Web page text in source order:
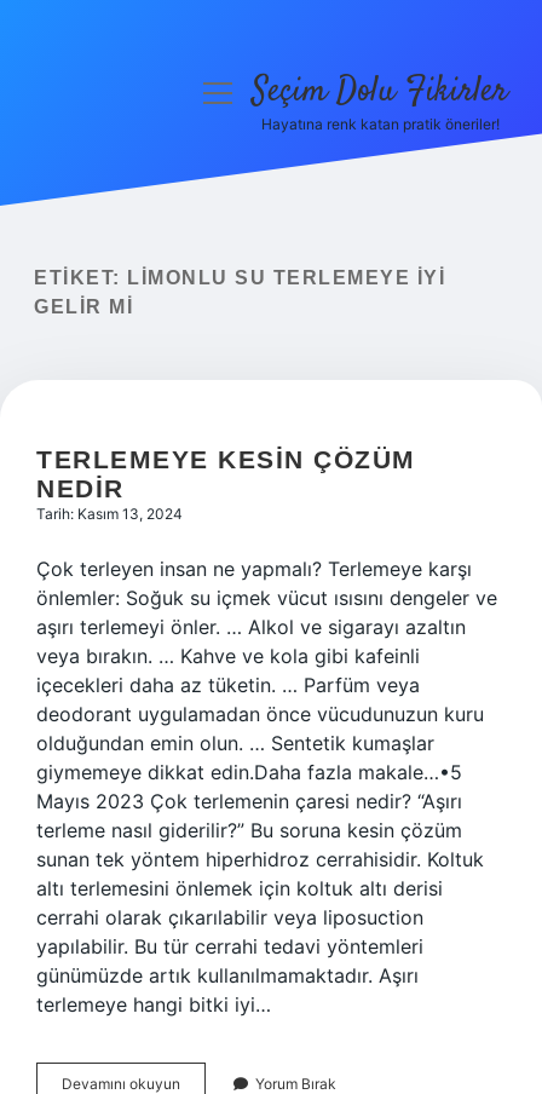
Yasal Uyarı
menüyüSeçim Dolu Fikirler
Hayatına renk katan pratik öneriler!
ETIKET:
LIMONLU SU TERLEMEYE IYI
GELIR MI
TERLEMEYE KESIN ÇÖZÜM
NEDIR
Tarih: Kasım 13, 2024
Çok terleyen insan ne yapmalı? Terlemeye karşı
önlemler: Soğuk su içmek vücut ısısını dengeler ve
aşırı terlemeyi önler. … Alkol ve sigarayı azaltın
veya bırakın. … Kahve ve kola gibi kafeinli
içecekleri daha az tüketin. … Parfüm veya
deodorant uygulamadan önce vücudunuzun kuru
olduğundan emin olun. … Sentetik kumaşlar
giymemeye dikkat edin.Daha fazla makale…•5
Mayıs 2023 Çok terlemenin çaresi nedir? “Aşırı
terleme nasıl giderilir?” Bu soruna kesin çözüm
sunan tek yöntem hiperhidroz cerrahisidir. Koltuk
altı terlemesini önlemek için koltuk altı derisi
cerrahi olarak çıkarılabilir veya liposuction
yapılabilir. Bu tür cerrahi tedavi yöntemleri
günümüzde artık kullanılmamaktadır. Aşırı
terlemeye hangi bitki iyi…
Devamını okuyun Terlemeye Yorum Bırak